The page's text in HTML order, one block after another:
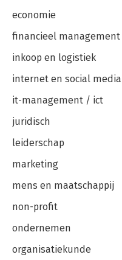
economie
financieel management
inkoop en logistiek
internet en social media
it-management / ict
juridisch
leiderschap
marketing
mens en maatschappij
non-profit
ondernemen
organisatiekunde